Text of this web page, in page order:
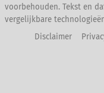
voorbehouden. Tekst en
vergelijkbare
Disclaimer